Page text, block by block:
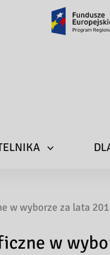
w wyborze za lata
w